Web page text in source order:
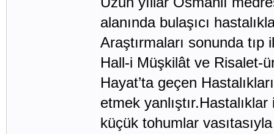
alanında bulaşıcı
Araştırmaları sonunda
Hall-i Müşkilât ve Risalet-
Hayat’ta geçen
etmek
küçük tohumlar